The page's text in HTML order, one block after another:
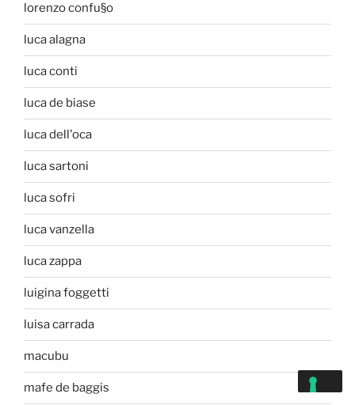
lorenzo confu§o
luca alagna
luca conti
luca de biase
luca dell'oca
luca sartoni
luca sofri
luca vanzella
luca zappa
luigina foggetti
luisa carrada
macubu
mafe de baggis